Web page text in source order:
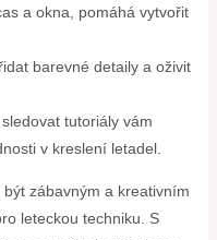
a okna, pomáhá vytvořit
barevné detaily a oživit
tutoriály vám
v kreslení letadel.
zábavným a kreativním
leteckou techniku. S